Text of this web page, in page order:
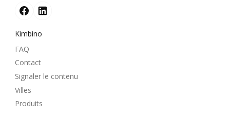
Kimbino
FAQ
Contact
Signaler le contenu
Villes
Produits